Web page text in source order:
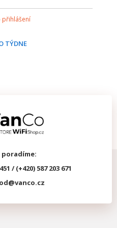
přihlášení
TÝDNE
poradíme:
/ (+420) 587 203 671